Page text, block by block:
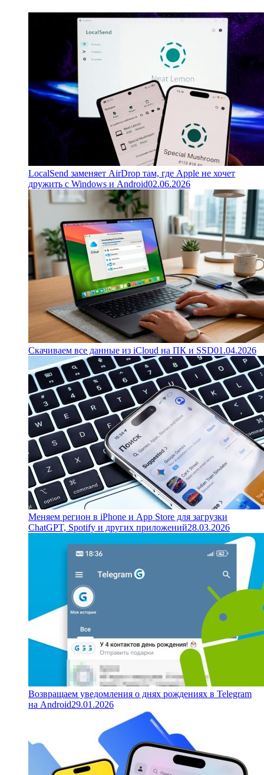
LocalSend заменяет AirDrop там, где Apple не хочет
дружить с Windows и Android02.06.2026
Скачиваем все данные из iCloud на ПК и SSD01.04.2026
Меняем регион в iPhone и App Store для загрузки
ChatGPT, Spotify и других приложений28.03.2026
Возвращаем уведомления о днях рождениях в Telegram
на Android29.01.2026